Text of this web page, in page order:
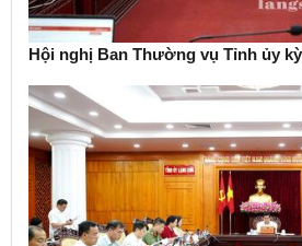
Hội nghị Ban Thường vụ Tỉnh ủy